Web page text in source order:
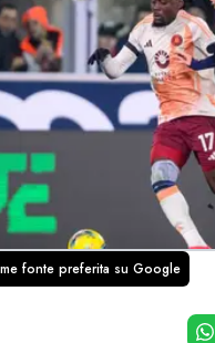
fonte preferita su Google